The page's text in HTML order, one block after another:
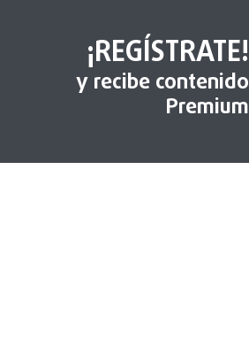
¡REGÍSTRATE!
y recibe contenido
Premium